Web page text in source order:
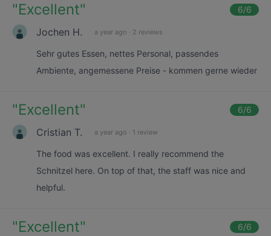
"Excellent" 6/6
Jochen H. a year ago · 2 reviews
Sehr gutes Essen, nettes Personal, passendes
Ambiente, angemessene Preise - kommen gerne wieder
"Excellent" 6/6
Cristian T. a year ago · 1 review
The food was excellent. I really recommend the
Schnitzel here. On top of that, the staff was nice and
helpful.
"Excellent" 6/6